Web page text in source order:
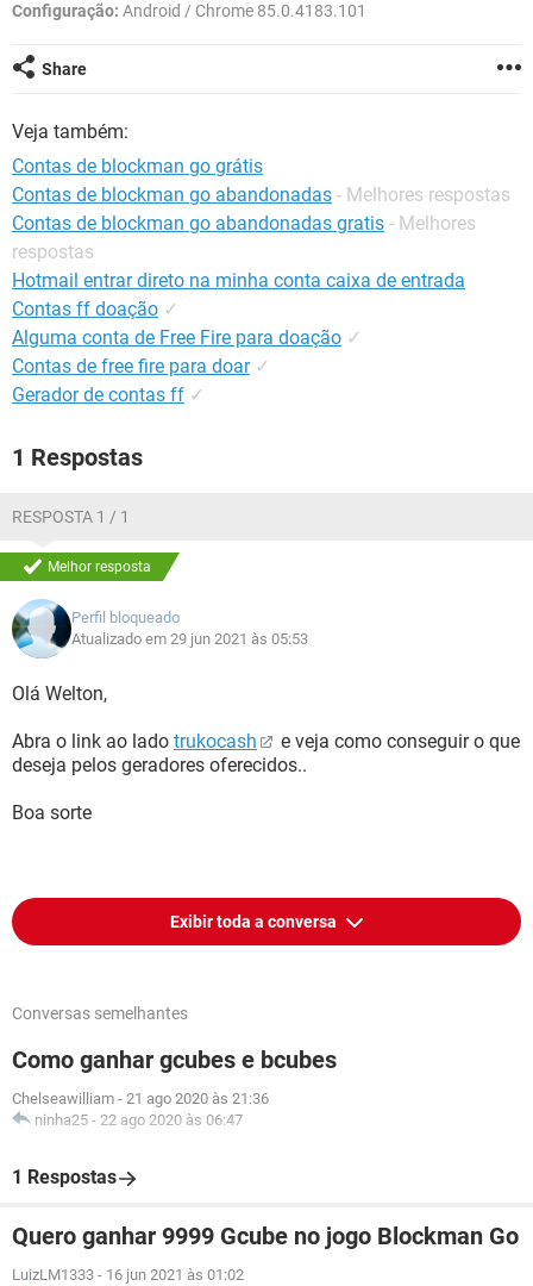
GUIA DE COMPRAS
Configuração: Android / Chrome 85.0.4183.101
Share
Veja também:
Contas de blockman go grátis
Contas de blockman go abandonadas - Melhores respostas
Contas de blockman go abandonadas gratis - Melhores
respostas
Hotmail entrar direto na minha conta caixa de entrada
Contas ff doação ✓
Alguma conta de Free Fire para doação ✓
Contas de free fire para doar ✓
Gerador de contas ff ✓
1 Respostas
RESPOSTA 1 / 1
Melhor resposta
Perfil bloqueado
Atualizado em 29 jun 2021 às 05:53
Olá Welton,
Abra o link ao lado trukocash
e veja como conseguir o que
deseja pelos geradores oferecidos..
Boa sorte
Exibir toda a conversa
Conversas semelhantes
Como ganhar gcubes e bcubes
Chelseawilliam - 21 ago 2020 às 21:36
ninha25 - 22 ago 2020 às 06:47
1 Respostas
Quero ganhar 9999 Gcube no jogo Blockman Go
LuizLM1333 - 16 jun 2021 às 01:02